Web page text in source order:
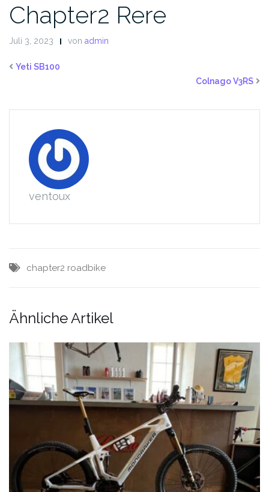
Chapter2 Rere
Juli 3, 2023 von admin
Yeti SB100
Colnago V3RS
ventoux
chapter2 roadbike
Ähnliche Artikel